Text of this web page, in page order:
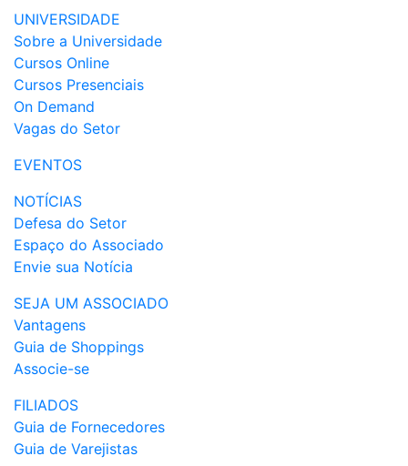
UNIVERSIDADE
Sobre a Universidade
Cursos Online
Cursos Presenciais
On Demand
Vagas do Setor
EVENTOS
NOTÍCIAS
Defesa do Setor
Espaço do Associado
Envie sua Notícia
SEJA UM ASSOCIADO
Vantagens
Guia de Shoppings
Associe-se
FILIADOS
Guia de Fornecedores
Guia de Varejistas